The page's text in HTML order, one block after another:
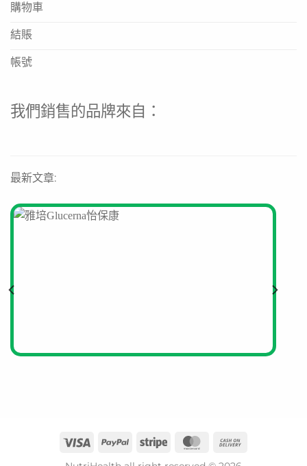
有特殊健康狀況、正在懷孕或哺乳，建議在使用前諮詢醫生
或營養師的意見。
一盒包含多少份量？可以取代多少餐？
此產品每盒包含12包獨立包裝，每包53克。具體取代哪一餐
議參考產品指引或諮詢專業人士。
產品應該如何儲存？
購物車
結賬
帳號
我們銷售的品牌來自：
最新文章: